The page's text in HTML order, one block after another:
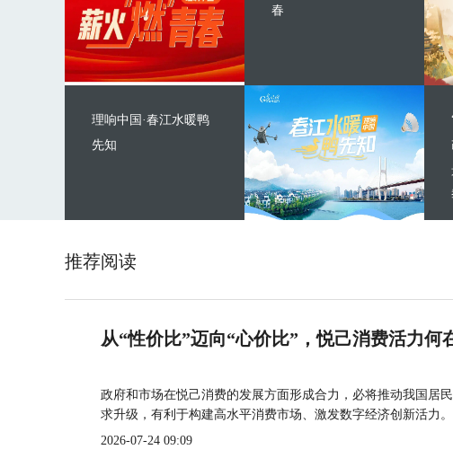
春
理响中国·春江水暖鸭
先知
推荐阅读
从“性价比”迈向“心价比”，悦己消费活力何
政府和市场在悦己消费的发展方面形成合力，必将推动我国居
求升级，有利于构建高水平消费市场、激发数字经济创新活力。
2026-07-24 09:09